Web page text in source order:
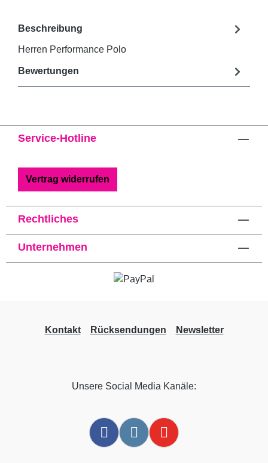
Beschreibung
Herren Performance Polo
Bewertungen
Service-Hotline
Vertrag widerrufen
Rechtliches
Unternehmen
Kontakt Rücksendungen Newsletter
Unsere Social Media Kanäle: